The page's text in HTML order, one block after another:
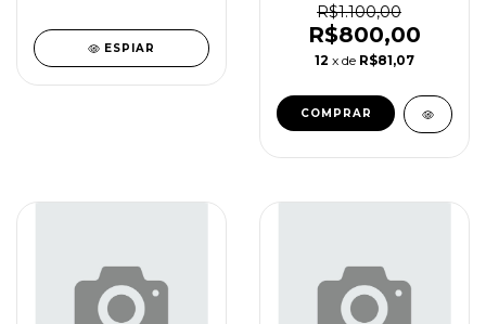
ESPIAR
SD0918-0
R$1.100,00
R$800,00
12 x de R$81,07